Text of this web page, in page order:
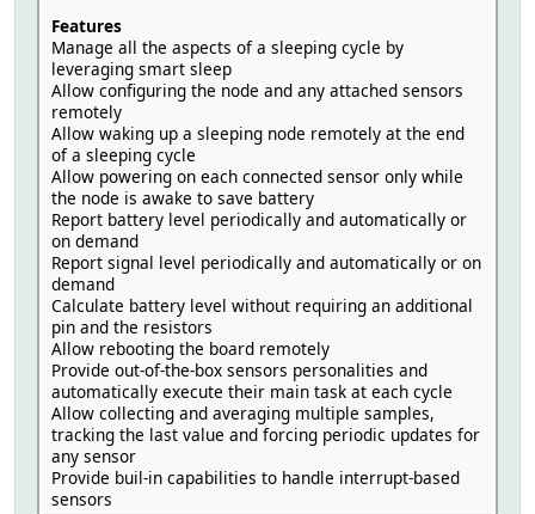
DEBUG_PRINT("Node and "); DEBUG_PRINTLN("3 children
raHum.clear();
}
void loop() {
measureCount ++;
bool forceTransmit = false;
if (measureCount > FORCE_TRANSMIT_CYCLE) {
forceTransmit = true;
}
sendTempHumidityMeasurements(forceTransmit);
/*
// Read and print internal temp
float temperature0 =
DEBUG_PRINT("Internal Temp: ");
*/
sleep(SLEEP_TIME);
}
Features
Manage all the aspects of a sleeping cycle by
leveraging smart sleep
Allow configuring the node and any attached sensors
remotely
Allow waking up a sleeping node remotely at the end
of a sleeping cycle
Allow powering on each connected sensor only while
the node is awake to save battery
Report battery level periodically and automatically or
on demand
Report signal level periodically and automatically or on
demand
Calculate battery level without requiring an additional
pin and the resistors
Allow rebooting the board remotely
Provide out-of-the-box sensors personalities and
automatically execute their main task at each cycle
Allow collecting and averaging multiple samples,
tracking the last value and forcing periodic updates for
any sensor
Provide buil-in capabilities to handle interrupt-based
sensors